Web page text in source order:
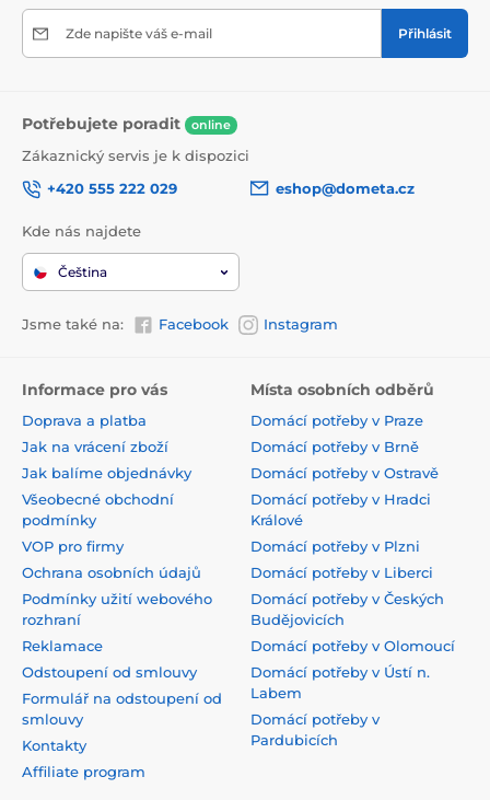
Zde napište váš e-mail Přihlásit
Potřebujete poradit online
Zákaznický servis je k dispozici
+420 555 222 029
eshop@dometa.cz
Kde nás najdete
Čeština
Jsme také na: Facebook Instagram
Informace pro vás
Doprava a platba
Jak na vrácení zboží
Jak balíme objednávky
Všeobecné obchodní
podmínky
VOP pro firmy
Ochrana osobních údajů
Podmínky užití webového
rozhraní
Reklamace
Odstoupení od smlouvy
Formulář na odstoupení od
smlouvy
Kontakty
Affiliate program
Místa osobních odběrů
Domácí potřeby v Praze
Domácí potřeby v Brně
Domácí potřeby v Ostravě
Domácí potřeby v Hradci
Králové
Domácí potřeby v Plzni
Domácí potřeby v Liberci
Domácí potřeby v Českých
Budějovicích
Domácí potřeby v Olomoucí
Domácí potřeby v Ústí n.
Labem
Domácí potřeby v
Pardubicích